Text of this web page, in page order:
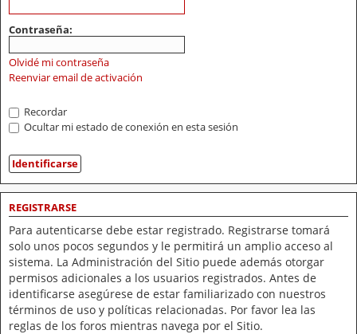
Contraseña:
Olvidé mi contraseña
Reenviar email de activación
Recordar
Ocultar mi estado de conexión en esta sesión
REGISTRARSE
Para autenticarse debe estar registrado. Registrarse tomará
solo unos pocos segundos y le permitirá un amplio acceso al
sistema. La Administración del Sitio puede además otorgar
permisos adicionales a los usuarios registrados. Antes de
identificarse asegúrese de estar familiarizado con nuestros
términos de uso y políticas relacionadas. Por favor lea las
reglas de los foros mientras navega por el Sitio.